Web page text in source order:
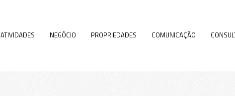
ATIVIDADES NEGÓCIO PROPRIEDADES COMUNICAÇÃO